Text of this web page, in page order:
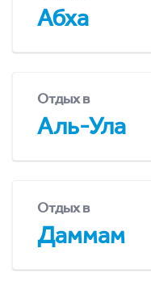
Абха
Отдых в
Аль-Ула
Отдых в
Даммам